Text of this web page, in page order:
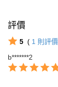
評價
5 ( 1 則評價
b*******2